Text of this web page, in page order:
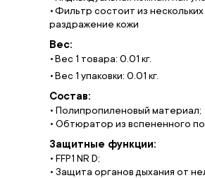
Фильтр состоит из
раздражение кожи
Вес:
Вес 1 товара: 0.01 кг.
Вес 1 упаковки: 0.01 кг.
Состав:
• Полипропиленовый материал;
• Обтюратор из вспененного
Защитные функции:
• FFP1 NR D;
• Защита органов дыхания от